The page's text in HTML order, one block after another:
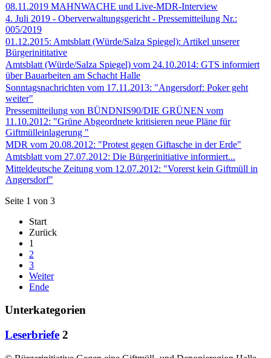
08.11.2019 MAHNWACHE und Live-MDR-Interview
4. Juli 2019 - Oberverwaltungsgericht - Pressemitteilung Nr.:
005/2019
01.12.2015: Amtsblatt (Würde/Salza Spiegel): Artikel unserer
Bürgerinititative
Amtsblatt (Würde/Salza Spiegel) vom 24.10.2014: GTS informiert
über Bauarbeiten am Schacht Halle
Sonntagsnachrichten vom 17.11.2013: "Angersdorf: Poker geht
weiter"
Pressemitteilung von BÜNDNIS90/DIE GRÜNEN vom
11.10.2012: "Grüne Abgeordnete kritisieren neue Pläne für
Giftmülleinlagerung "
MDR vom 20.08.2012: "Protest gegen Giftasche in der Erde"
Amtsblatt vom 27.07.2012: Die Bürgerinitiative informiert...
Mitteldeutsche Zeitung vom 12.07.2012: "Vorerst kein Giftmüll in
Angersdorf"
Seite 1 von 3
Start
Zurück
1
2
3
Weiter
Ende
Unterkategorien
Leserbriefe 2